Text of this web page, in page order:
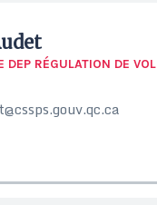
DEP RÉGULATION DE VOL